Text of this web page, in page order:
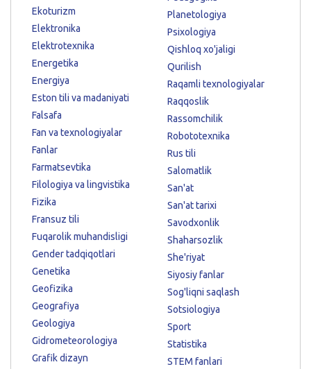
Ekoturizm
Elektronika
Elektrotexnika
Energetika
Energiya
Eston tili va madaniyati
Falsafa
Fan va texnologiyalar
Fanlar
Farmatsevtika
Filologiya va lingvistika
Fizika
Fransuz tili
Fuqarolik muhandisligi
Gender tadqiqotlari
Genetika
Geofizika
Geografiya
Geologiya
Gidrometeorologiya
Grafik dizayn
Planetologiya
Psixologiya
Qishloq xo'jaligi
Qurilish
Raqamli texnologiyalar
Raqqoslik
Rassomchilik
Robototexnika
Rus tili
Salomatlik
San'at
San'at tarixi
Savodxonlik
Shaharsozlik
She'riyat
Siyosiy fanlar
Sog'liqni saqlash
Sotsiologiya
Sport
Statistika
STEM fanlari